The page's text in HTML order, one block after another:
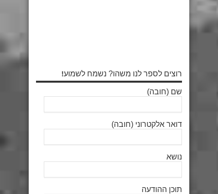
רוצים לספר לנו משהו? נשמח לשמוע!
שם (חובה)
דואר אלקטרוני (חובה)
נושא
תוכן ההודעה